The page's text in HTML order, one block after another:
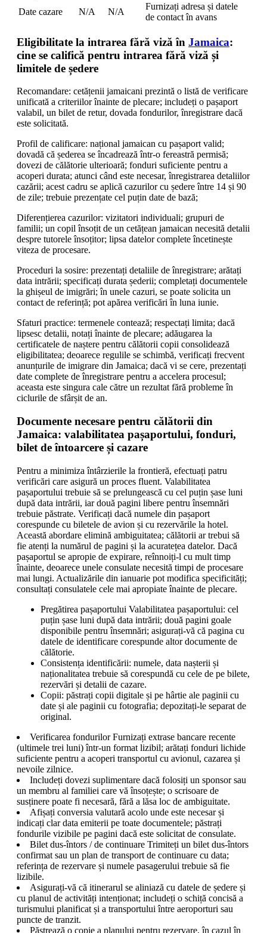
Date cazare
N/A N/A
Furnizați adresa și datele
de contact în avans
Eligibilitate la intrarea fără viză în Jamaica:
cine se califică pentru intrarea fără viză și
limitele de ședere
Recomandare: cetățenii jamaicani prezintă o listă de verificare
unificată a criteriilor înainte de plecare; includeți o pașaport
valabil, un bilet de retur, dovada fondurilor, înregistrare dacă
este solicitată.
Profil de calificare: național jamaican cu pașaport valid;
dovadă că șederea se încadrează într-o fereastră permisă;
dovezi de călătorie ulterioară; fonduri suficiente pentru a
acoperi durata; atunci când este necesar, înregistrarea detaliilor
cazării; acest cadru se aplică cazurilor cu ședere între 14 și 90
de zile; trebuie prezențate cel puțin date de bază;
Diferențierea cazurilor: vizitatori individuali; grupuri de
familii; un copil însoțit de un cetățean jamaican necesită detalii
despre tutorele însoțitor; lipsa datelor complete încetinește
viteza de procesare.
Proceduri la sosire: prezentați detaliile de înregistrare; arătați
data intrării; specificați durata șederii; completați documentele
la ghișeul de imigrări; în unele cazuri, se poate solicita un
contact de referință; pot apărea verificări în luna iunie.
Sfaturi practice: termenele contează; respectați limita; dacă
lipsesc detalii, notați înainte de plecare; adăugarea la
certificatele de naștere pentru călătorii copii consolidează
eligibilitatea; deoarece regulile se schimbă, verificați frecvent
anunțurile de imigrare din Jamaica; dacă vi se cere, prezentați
date complete de înregistrare pentru a accelera procesul;
aceasta este singura cale către un rezultat fără probleme în
ciclurile de sfârșit de an.
Documente necesare pentru călătorii din
Jamaica: valabilitatea pașaportului, fonduri,
bilet de întoarcere și cazare
Pentru a minimiza întârzierile la frontieră, efectuați patru
verificări care asigură un proces fluent. Valabilitatea
pașaportului trebuie să se prelungească cu cel puțin șase luni
după data intrării, iar două pagini libere pentru însemnări
trebuie păstrate. Verificați dacă numele din pașaport
corespunde cu biletele de avion și cu rezervările la hotel.
Această abordare elimină ambiguitatea; călătorii ar trebui să
fie atenți la numărul de pagini și la acuratețea datelor. Dacă
pașaportul se apropie de expirare, reînnoiți-l cu mult timp
înainte, deoarece unele consulate necesită timpi de procesare
mai lungi. Actualizările din ianuarie pot modifica specificități;
consultați consulatele cele mai apropiate înainte de plecare.
Pregătirea pașaportului Valabilitatea pașaportului: cel
puțin șase luni după data intrării; două pagini goale
disponibile pentru însemnări; asigurați-vă că pagina cu
datele de identificare corespunde altor documente de
călătorie.
Consistența identificării: numele, data nașterii și
naționalitatea trebuie să corespundă cu cele de pe bilete,
rezervări și detalii de cazare.
Copii: păstrați copii digitale și pe hârtie ale paginii cu
date și ale paginii cu fotografia; depozitați-le separat de
original.
Verificarea fondurilor Furnizați extrase bancare recente
(ultimele trei luni) într-un format lizibil; arătați fonduri lichide
suficiente pentru a acoperi transportul cu avionul, cazarea și
nevoile zilnice.
Includeți dovezi suplimentare dacă folosiți un sponsor sau
un membru al familiei care vă însoțește; o scrisoare de
susținere poate fi necesară, fără a lăsa loc de ambiguitate.
Afișați conversia valutară acolo unde este necesar și
indicați clar data emiterii pe toate documentele; păstrați
fondurile vizibile pe pagini dacă este solicitat de consulate.
Bilet dus-întors / de continuare Trimiteți un bilet dus-întors
confirmat sau un plan de transport de continuare cu data;
referința de rezervare și numele pasagerului trebuie să fie
lizibile.
Asigurați-vă că itinerarul se aliniază cu datele de ședere și
cu planul de activități intenționat; includeți o schiță concisă a
turismului planificat și a transportului între aeroporturi sau
puncte de tranzit.
Păstrează o copie a planului pentru rezervare, în cazul în